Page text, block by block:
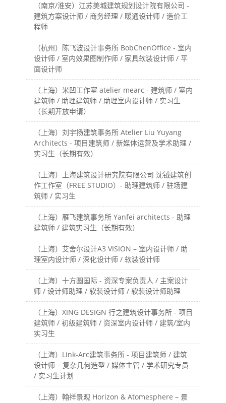
（南京/淮安）江苏美城建筑规划设计院有限公司 -
建筑方案设计师 / 商务经理 / 暖通设计师 / 造价工
程师
（杭州）陈飞波设计事务所 BobChenOffice - 室内
设计师 / 室内效果图制作师 / 家具软装设计师 / 平
面设计师
（上海）米凹工作室 atelier mearc - 建筑师 / 室内
建筑师 / 助理建筑师 / 助理室内设计师 / 实习生
（长期开放申请）
（上海）刘宇扬建筑事务所 Atelier Liu Yuyang
Architects - 项目建筑师 / 新媒体运营及学术助理 /
实习生（长期有效）
（上海）上海建筑设计研究院有限公司 沈钺建筑创
作工作室（FREE STUDIO）- 助理建筑师 / 驻场建
筑师 / 实习生
（上海）雁飞建筑事务所 Yanfei architects - 助理
建筑师 / 建筑实习生（长期有效）
（上海）艾舍尔设计A3 VISION – 室内设计师 / 助
理室内设计师 / 深化设计师 / 软装设计师
（上海）十方圆国际 - 资深专案负责人 / 主案设计
师 / 设计师助理 / 软装设计师 / 软装设计师助理
（上海）XING DESIGN 行之建筑设计事务所 - 项目
建筑师 / 初级建筑师 / 资深室内设计师 / 建筑/室内
实习生
（上海）Link-Arc建筑事务所 - 项目建筑师 / 建筑
设计师 – 复杂几何造型 / 媒体主管 / 学术研究专员
/ 实习生计划
（上海）翰祥景观 Horizon & Atomesphere – 景